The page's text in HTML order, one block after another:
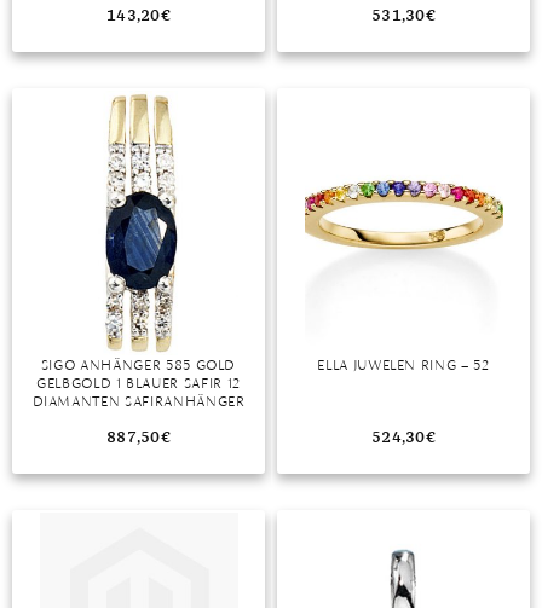
143,20€ 531,30€
SIGO ANHÄNGER 585 GOLD
GELBGOLD 1 BLAUER SAFIR 12
DIAMANTEN SAFIRANHÄNGER
887,50€
ELLA JUWELEN RING – 52
524,30€